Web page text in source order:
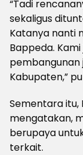
“Tadi
sekaligus
Katanya nanti
Bappeda.
pembangunan
Kabupaten,”
Sementara itu,
mengatakan,
berupaya
terkait.